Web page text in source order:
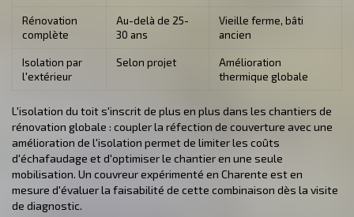
Rénovation
complète
Au-delà de 25-
30 ans
Vieille ferme, bâti
ancien
Isolation par
l'extérieur
Selon projet
Amélioration
thermique globale
L'isolation du toit s'inscrit de plus en plus dans les chantiers de
rénovation globale : coupler la réfection de couverture avec une
amélioration de l'isolation permet de limiter les coûts
d'échafaudage et d'optimiser le chantier en une seule
mobilisation. Un couvreur expérimenté en Charente est en
mesure d'évaluer la faisabilité de cette combinaison dès la visite
de diagnostic.